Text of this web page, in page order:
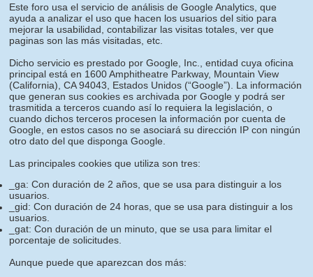
Este foro usa el servicio de análisis de Google Analytics, que
ayuda a analizar el uso que hacen los usuarios del sitio para
mejorar la usabilidad, contabilizar las visitas totales, ver que
paginas son las más visitadas, etc.
Dicho servicio es prestado por Google, Inc., entidad cuya oficina
principal está en 1600 Amphitheatre Parkway, Mountain View
(California), CA 94043, Estados Unidos (“Google”). La información
que generan sus cookies es archivada por Google y podrá ser
trasmitida a terceros cuando así lo requiera la legislación, o
cuando dichos terceros procesen la información por cuenta de
Google, en estos casos no se asociará su dirección IP con ningún
otro dato del que disponga Google.
Las principales cookies que utiliza son tres:
_ga: Con duración de 2 años, que se usa para distinguir a los
usuarios.
_gid: Con duración de 24 horas, que se usa para distinguir a los
usuarios.
_gat: Con duración de un minuto, que se usa para limitar el
porcentaje de solicitudes.
Aunque puede que aparezcan dos más: